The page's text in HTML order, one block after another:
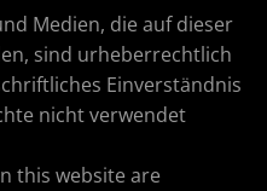
Medien, die auf dieser
sind urheberrechtlich
Einverständnis
nicht verwendet
this website are